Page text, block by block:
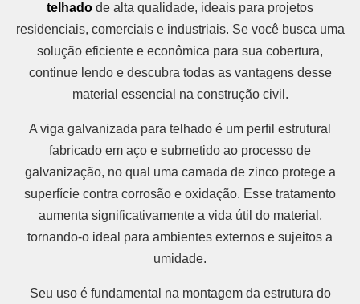
telhado de alta qualidade, ideais para projetos
residenciais, comerciais e industriais. Se você busca uma
solução eficiente e econômica para sua cobertura,
continue lendo e descubra todas as vantagens desse
material essencial na construção civil.
A viga galvanizada para telhado é um perfil estrutural
fabricado em aço e submetido ao processo de
galvanização, no qual uma camada de zinco protege a
superfície contra corrosão e oxidação. Esse tratamento
aumenta significativamente a vida útil do material,
tornando-o ideal para ambientes externos e sujeitos a
umidade.
Seu uso é fundamental na montagem da estrutura do